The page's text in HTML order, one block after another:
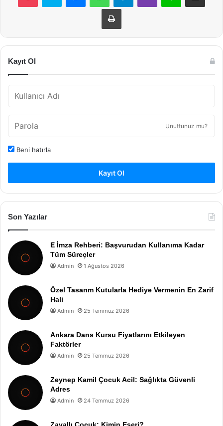
Yazdır
Kayıt Ol
Unuttunuz mu?
Beni hatırla
Kayıt Ol
Son Yazılar
E İmza Rehberi: Başvurudan Kullanıma Kadar
Tüm Süreçler
Admin 1 Ağustos 2026
Özel Tasarım Kutularla Hediye Vermenin En Zarif
Hali
Admin 25 Temmuz 2026
Ankara Dans Kursu Fiyatlarını Etkileyen
Faktörler
Admin 25 Temmuz 2026
Zeynep Kamil Çocuk Acil: Sağlıkta Güvenli
Adres
Admin 24 Temmuz 2026